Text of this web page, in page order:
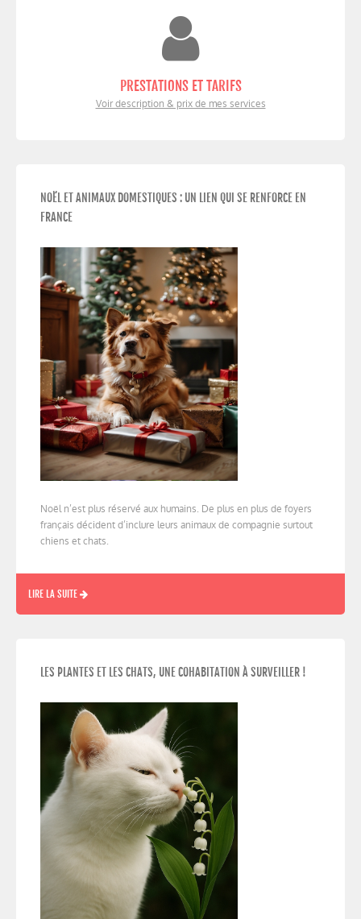
PRESTATIONS ET TARIFS
Voir description & prix de mes services
NOËL ET ANIMAUX DOMESTIQUES : UN LIEN QUI SE RENFORCE EN
FRANCE
Noël n’est plus réservé aux humains. De plus en plus de foyers
français décident d’inclure leurs animaux de compagnie surtout
chiens et chats.
LIRE LA SUITE
LES PLANTES ET LES CHATS, UNE COHABITATION À SURVEILLER !